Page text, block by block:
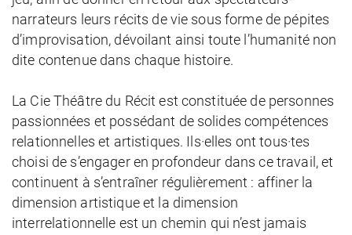
narrateurs leurs récits de vie sous forme de pépites
d’improvisation, dévoilant ainsi toute l’humanité non
dite contenue dans chaque histoire.
La Cie Théâtre du Récit est constituée de personnes
passionnées et possédant de solides compétences
relationnelles et artistiques. Ils·elles ont tous·tes
choisi de s’engager en profondeur dans ce travail, et
continuent à s’entraîner régulièrement : affiner la
dimension artistique et la dimension
interrelationnelle est un chemin qui n’est jamais